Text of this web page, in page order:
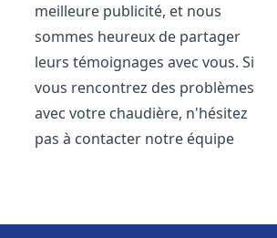
meilleure publicité, et nous
sommes heureux de partager
leurs témoignages avec vous. Si
vous rencontrez des problèmes
avec votre chaudière, n'hésitez
pas à contacter notre équipe